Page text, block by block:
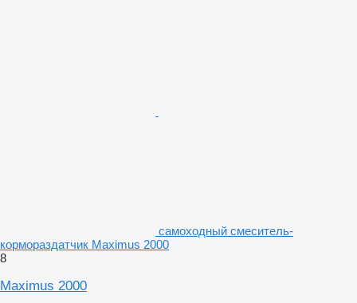
самоходный смеситель-
кормораздатчик Maximus 2000
8
Maximus 2000